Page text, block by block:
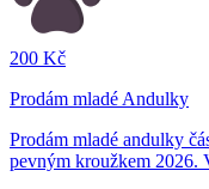
200 Kč
Prodám mladé Andulky
Prodám mladé andulky
pevným kroužkem 2026.